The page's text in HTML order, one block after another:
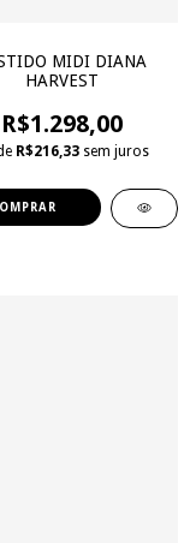
MIDI DIANA
HARVEST
R$1.298,00
R$216,33 sem juros